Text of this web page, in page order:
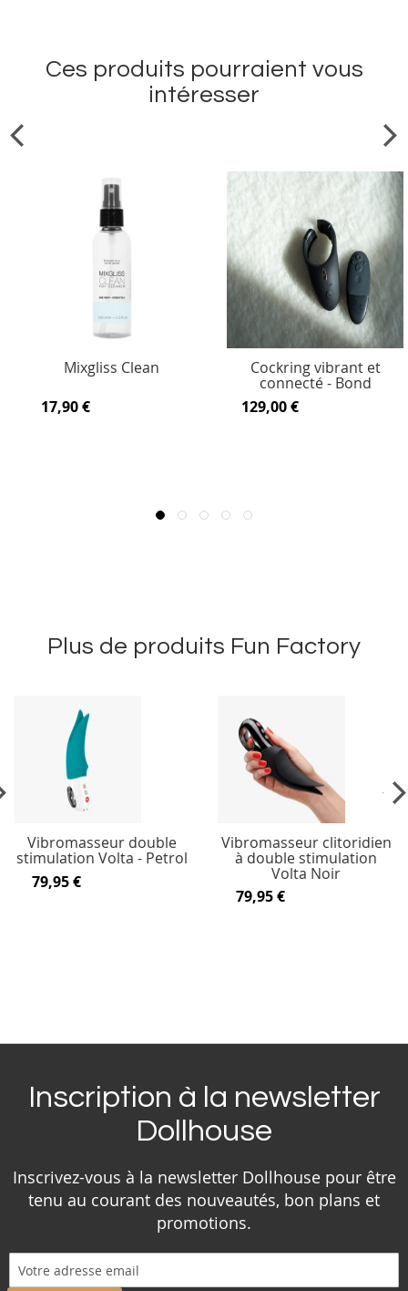
Ces produits pourraient vous
intéresser
Mixgliss Clean
17,90 €
Cockring vibrant et
connecté - Bond
129,00 €
Plus de produits Fun Factory
Vibromasseur double
stimulation Volta - Petrol
79,95 €
Vibromasseur clitoridien
à double stimulation
Volta Noir
79,95 €
Inscription à la newsletter
Dollhouse
Inscrivez-vous à la newsletter Dollhouse pour être
tenu au courant des nouveautés, bon plans et
promotions.